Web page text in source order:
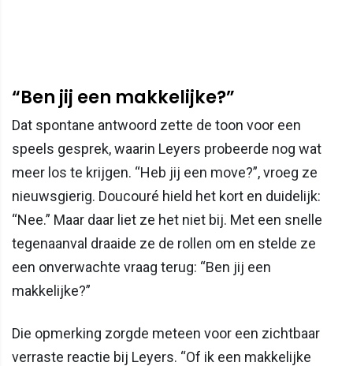
“Ben jij een makkelijke?”
Dat spontane antwoord zette de toon voor een
speels gesprek, waarin Leyers probeerde nog wat
meer los te krijgen. “Heb jij een move?”, vroeg ze
nieuwsgierig. Doucouré hield het kort en duidelijk:
“Nee.” Maar daar liet ze het niet bij. Met een snelle
tegenaanval draaide ze de rollen om en stelde ze
een onverwachte vraag terug: “Ben jij een
makkelijke?”
Die opmerking zorgde meteen voor een zichtbaar
verraste reactie bij Leyers. “Of ik een makkelijke